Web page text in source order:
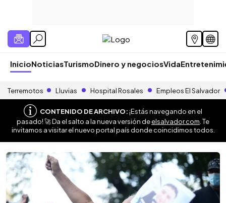
InicioNoticiasTurismoDinero y negociosVida
Terremotos Lluvias Hospital Rosales Empleos El Salvador
CONTENIDO DE ARCHIVO:¡Estás navegando en el
pasado! 🚀 Da el salto a la nueva versión deelsalvador.com . Te
invitamos a visitar el nuevo portal país donde coincidimos todos.